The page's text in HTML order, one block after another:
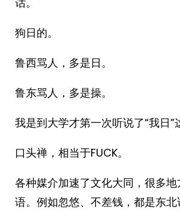
狗日的。
鲁西骂人，多是日。
鲁东骂人，多是操。
我是到大学才第一次听说了“我日”
口头禅，相当于FUCK。
各种媒介加速了文化大同，很多
语。例如忽悠、不差钱，都是东北